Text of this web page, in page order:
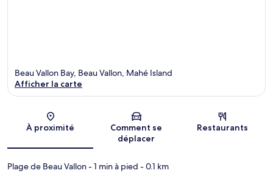
Carte
Beau Vallon Bay, Beau Vallon, Mahé Island
Afficher la carte
À proximité
Comment se
déplacer
Restaurants
Plage de Beau Vallon- 1 min à pied - 0.1 km